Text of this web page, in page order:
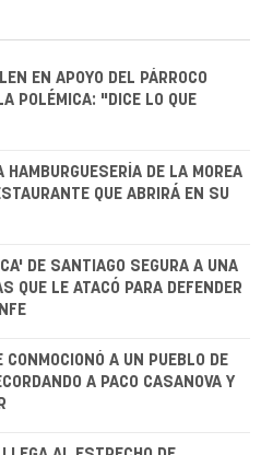
EN APOYO DEL PÁRROCO
POLÉMICA: "DICE LO QUE
HAMBURGUESERÍA DE LA MOREA
QUE ABRIRÁ EN SU
DE SANTIAGO SEGURA A UNA
QUE LE ATACÓ PARA DEFENDER
CONMOCIONÓ A UN PUEBLO DE
A PACO CASANOVA Y